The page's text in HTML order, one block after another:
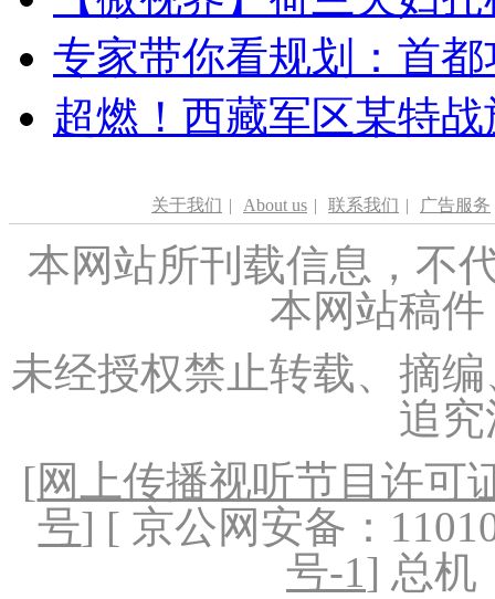
专家带你看规划：首
超燃！西藏军区某特
关于我们 | About us | 联系我们 | 广告服务
本网站所刊载信息，不
本网站稿
未经授权禁止转载、摘
追
[网上传播视听节目许可
号] [ 京公网安备：
号-1] 总机